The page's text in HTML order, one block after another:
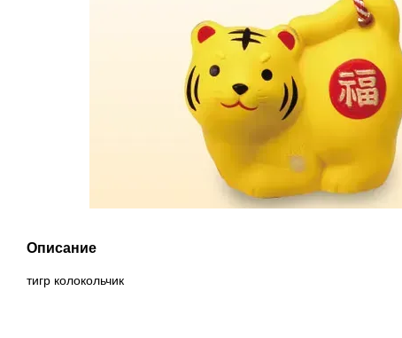
Описание
тигр колокольчик